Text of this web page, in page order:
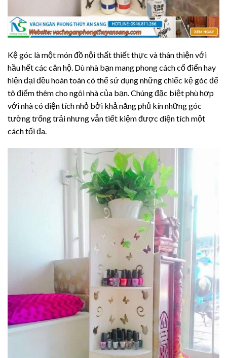
Kệ góc là một món đồ nội thất thiết thực và thân thiện với
hầu hết các căn hộ. Dù nhà bạn mang phong cách cổ điển hay
hiện đại đều hoàn toàn có thể sử dụng những chiếc kệ góc để
tô điểm thêm cho ngôi nhà của bạn. Chúng đặc biệt phù hợp
với nhà có diện tích nhỏ bởi khả năng phủ kín những góc
tường trống trải nhưng vẫn tiết kiệm được diện tích một
cách tối đa.